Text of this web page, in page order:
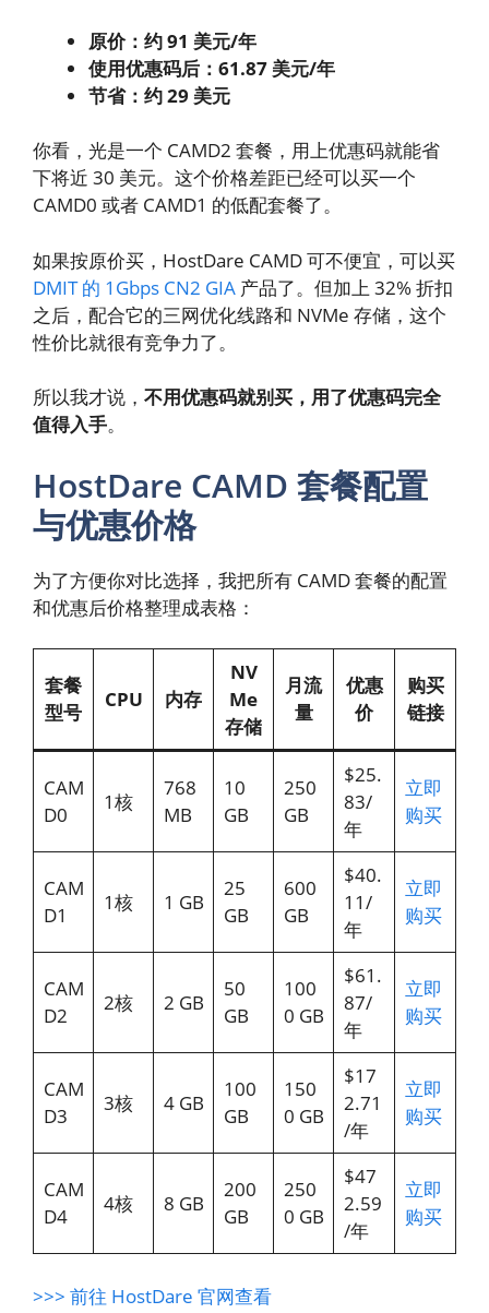
原价：约 91 美元/年
使用优惠码后：61.87 美元/年
节省：约 29 美元
你看，光是一个 CAMD2 套餐，用上优惠码就能省
下将近 30 美元。这个价格差距已经可以买一个
CAMD0 或者 CAMD1 的低配套餐了。
如果按原价买，HostDare CAMD 可不便宜，可以买
DMIT 的 1Gbps CN2 GIA 产品了。但加上 32% 折扣
之后，配合它的三网优化线路和 NVMe 存储，这个
性价比就很有竞争力了。
所以我才说， 不用优惠码就别买，用了优惠码完全
值得入手。
HostDare CAMD 套餐配置
与优惠价格
为了方便你对比选择，我把所有 CAMD 套餐的配置
和优惠后价格整理成表格：
套餐
型号
CPU 内存
NV
Me
存储
月流
量
优惠
价
购买
链接
CAM
D0
1核
768
MB
10
GB
250
GB
$25.
83/
年
立即
购买
CAM
D1
1核 1 GB
25
GB
600
GB
$40.
11/
年
立即
购买
CAM
D2
2核 2 GB
50
GB
100
0 GB
$61.
87/
年
立即
购买
CAM
D3
3核 4 GB
100
GB
150
0 GB
$17
2.71
/年
立即
购买
CAM
D4
4核 8 GB
200
GB
250
0 GB
$47
2.59
/年
立即
购买
>>> 前往 HostDare 官网查看